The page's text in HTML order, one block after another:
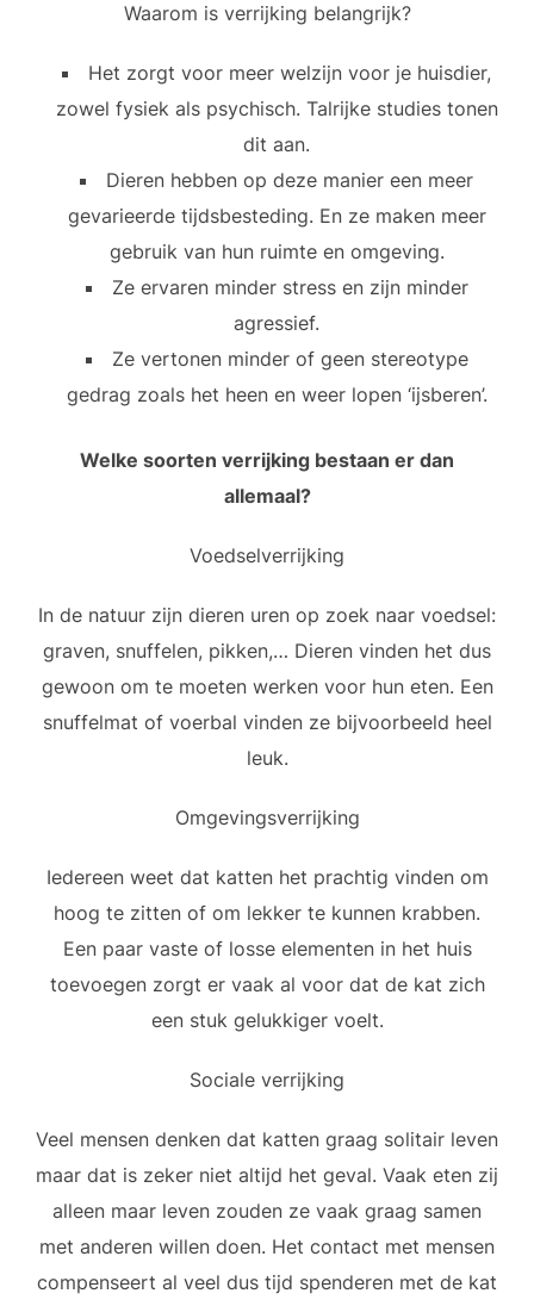
Waarom is verrijking belangrijk?
Het zorgt voor meer welzijn voor je huisdier,
zowel fysiek als psychisch. Talrijke studies tonen
dit aan.
Dieren hebben op deze manier een meer
gevarieerde tijdsbesteding. En ze maken meer
gebruik van hun ruimte en omgeving.
Ze ervaren minder stress en zijn minder
agressief.
Ze vertonen minder of geen stereotype
gedrag zoals het heen en weer lopen ‘ijsberen’.
Welke soorten verrijking bestaan er dan
allemaal?
Voedselverrijking
In de natuur zijn dieren uren op zoek naar voedsel:
graven, snuffelen, pikken,… Dieren vinden het dus
gewoon om te moeten werken voor hun eten. Een
snuffelmat of voerbal vinden ze bijvoorbeeld heel
leuk.
Omgevingsverrijking
Iedereen weet dat katten het prachtig vinden om
hoog te zitten of om lekker te kunnen krabben.
Een paar vaste of losse elementen in het huis
toevoegen zorgt er vaak al voor dat de kat zich
een stuk gelukkiger voelt.
Sociale verrijking
Veel mensen denken dat katten graag solitair leven
maar dat is zeker niet altijd het geval. Vaak eten zij
alleen maar leven zouden ze vaak graag samen
met anderen willen doen. Het contact met mensen
compenseert al veel dus tijd spenderen met de kat